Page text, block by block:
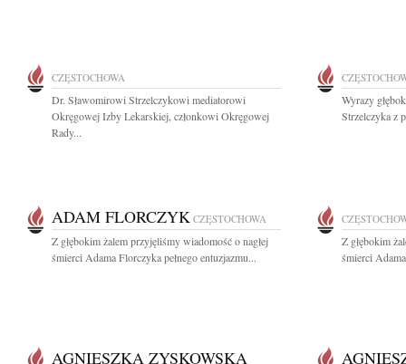
CZĘSTOCHOWA
Dr. Sławomirowi Strzelczykowi mediatorowi
Okręgowej Izby Lekarskiej, członkowi Okręgowej
Rady...
Wyrazy
Strzelczyka z
ADAM FLORCZYK CZĘSTOCHOWA
Z głębokim żalem przyjęliśmy wiadomość o nagłej
śmierci Adama Florczyka pełnego entuzjazmu...
Z głębokim
śmierci
AGNIESZKA ZYSKOWSKA